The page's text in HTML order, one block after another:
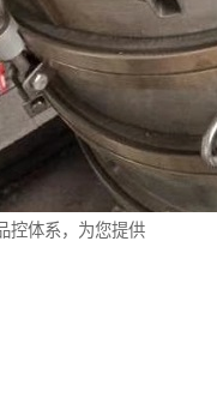
控体系，为您提供